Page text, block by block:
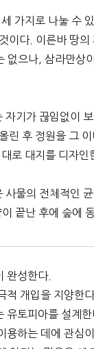
가지로 나눌 수
이다. 이른바 땅
없으나, 삼라만상
기가 끊임없이
린 후 정원을 그
로 대지를 디자인
물의 전체적인
끝난 후에 숲에
완성한다.
개입을 지양한
토피아를 설계한
하는 데에 관심